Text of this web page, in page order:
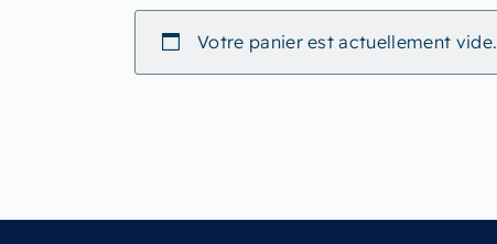
Votre panier est actuellement vide.